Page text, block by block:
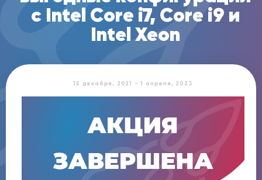
с Intel Core i7, Core i9 и
Intel Xeon
15 декабря, 2021 - 1 апреля, 2023